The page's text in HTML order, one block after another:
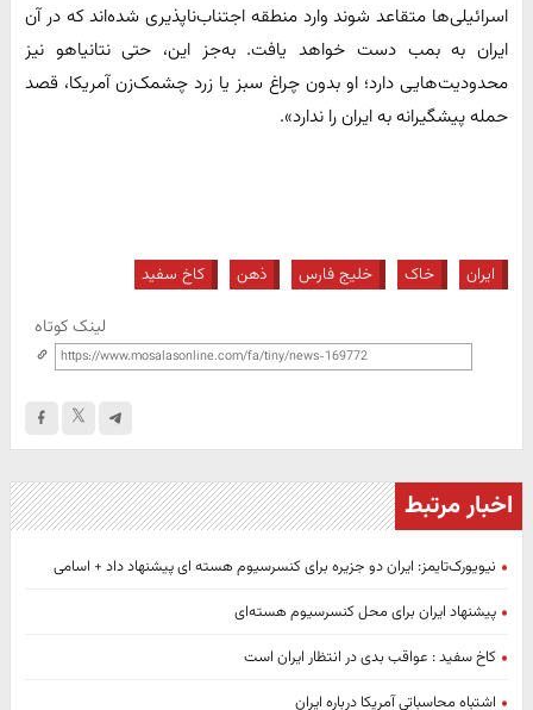
اسرائیلی‌ها متقاعد شوند وارد منطقه اجتناب‌ناپذیری شده‌اند که در آن
ایران به بمب دست خواهد یافت. به‌جز این، حتی نتانیاهو نیز
محدودیت‌هایی دارد؛ او بدون چراغ سبز یا زرد چشمک‌زن آمریکا، قصد
حمله پیشگیرانه به ایران را ندارد».
ایران خاک خلیج فارس ذهن کاخ سفید
لینک کوتاه
اخبار مرتبط
نیویورک‌تایمز: ایران دو جزیره برای کنسرسیوم هسته ای پیشنهاد داد + اسامی
پیشنهاد ایران برای محل کنسرسیوم هسته‌ای
کاخ سفید : عواقب بدی در انتظار ایران است
اشتباه محاسباتی آمریکا درباره ایران